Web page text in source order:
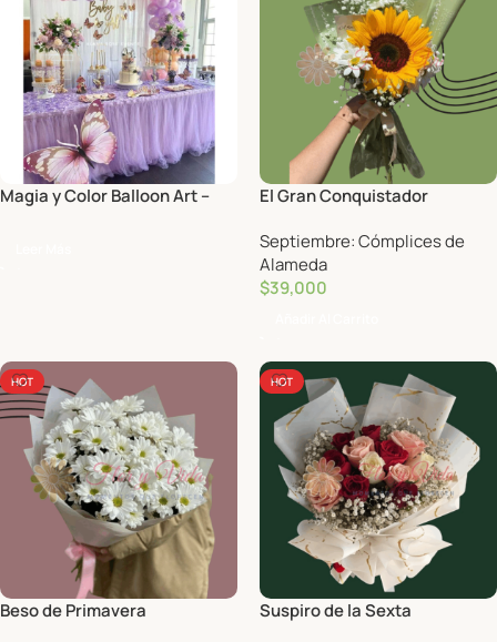
Magia y Color Balloon Art –
El Gran Conquistador
Septiembre: Cómplices de
Alameda
$39,000
HOT
Beso de Primavera
HOT
Suspiro de la Sexta